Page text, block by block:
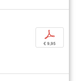
p
€ 9,95